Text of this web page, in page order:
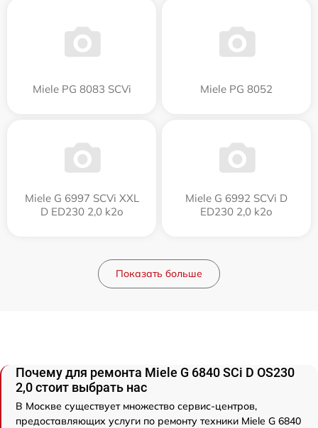
Miele PG 8083 SCVi Miele PG 8052
Miele G 6997 SCVi XXL
D ED230 2,0 k2o
Miele G 6992 SCVi D
ED230 2,0 k2o
Показать больше
Почему для ремонта Miele G 6840 SCi D OS230
2,0 стоит выбрать нас
В Москве существует множество сервис-центров,
предоставляющих услуги по ремонту техники Miele G 6840